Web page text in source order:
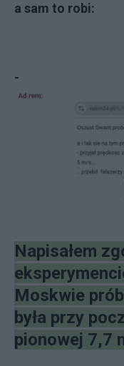
a sam to robi:
-
Napisałem
Moskwie
była przy
pionowej 7,7